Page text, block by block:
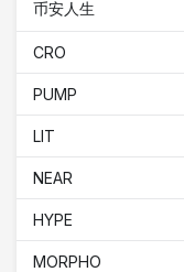
币安人生
CRO
PUMP
LIT
NEAR
HYPE
MORPHO